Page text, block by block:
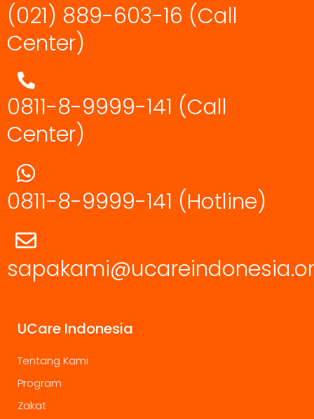
(021) 889-603-16 (Call
Center)
0811-8-9999-141 (Call
Center)
0811-8-9999-141 (Hotline)
UCare Indonesia
Tentang Kami
Program
Zakat